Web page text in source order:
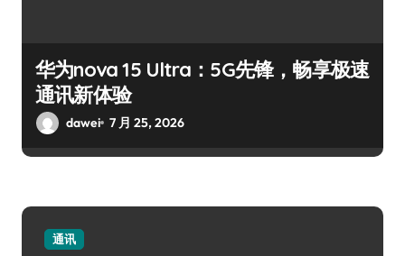
华为nova 15 Ultra：5G先锋，畅享极速
通讯新体验
dawei 7 月 25, 2026
通讯